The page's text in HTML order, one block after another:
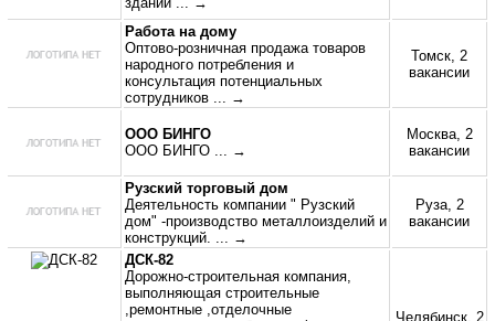
Работа на дому
Оптово-розничная продажа товаров
народного потребления и
консультация потенциальных
сотрудников
... →
Томск, 2
вакансии
ООО БИНГО
ООО БИНГО
... →
Москва, 2
вакансии
Рузский торговый дом
Деятельность компании " Рузский
дом" -производство металлоизделий и
конструкций.
... →
Руза, 2
вакансии
ДСК-82
Дорожно-строительная компания,
выполняющая строительные
,ремонтные ,отделочные
Челябинск, 2